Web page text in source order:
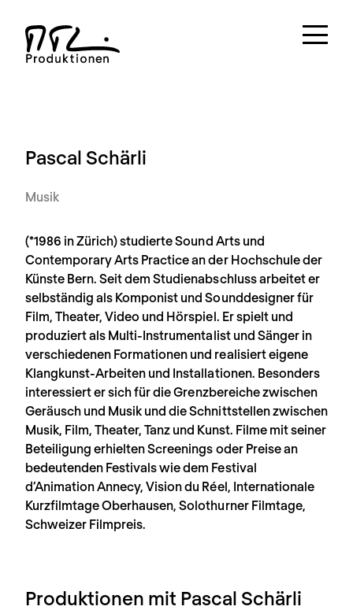
Pascal Schärli
Musik
(*1986 in Zürich) studierte Sound Arts und
Contemporary Arts Practice an der Hochschule der
Künste Bern. Seit dem Studienabschluss arbeitet er
selbständig als Komponist und Sounddesigner für
Film, Theater, Video und Hörspiel. Er spielt und
produziert als Multi-Instrumentalist und Sänger in
verschiedenen Formationen und realisiert eigene
Klangkunst-Arbeiten und Installationen. Besonders
interessiert er sich für die Grenzbereiche zwischen
Geräusch und Musik und die Schnittstellen zwischen
Musik, Film, Theater, Tanz und Kunst. Filme mit seiner
Beteiligung erhielten Screenings oder Preise an
bedeutenden Festivals wie dem Festival
d’Animation Annecy, Vision du Réel, Internationale
Kurzfilmtage Oberhausen, Solothurner Filmtage,
Schweizer Filmpreis.
Produktionen mit Pascal Schärli